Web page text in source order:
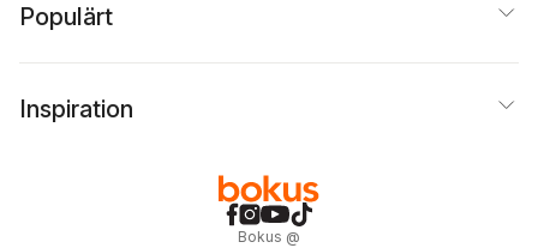
Populärt
Inspiration
Bokus @